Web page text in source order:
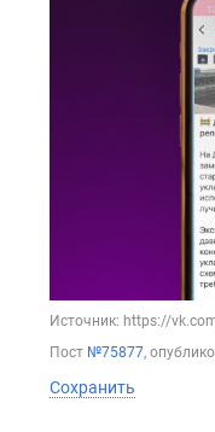
Источник: https://
Пост №75877,
Сохранить